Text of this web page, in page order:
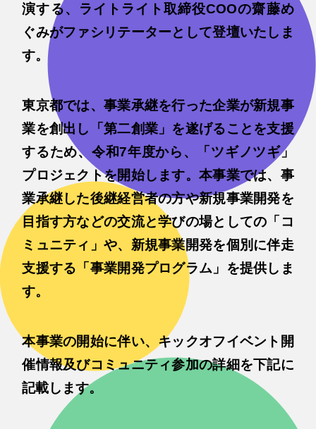
演する、ライトライト取締役COOの齋藤め
ぐみがファシリテーターとして登壇いたしま
す。
東京都では、事業承継を行った企業が新規事
業を創出し「第二創業」を遂げることを支援
するため、令和7年度から、「ツギノツギ」
プロジェクトを開始します。本事業では、事
業承継した後継経営者の方や新規事業開発を
目指す方などの交流と学びの場としての「コ
ミュニティ」や、新規事業開発を個別に伴走
支援する「事業開発プログラム」を提供しま
す。
本事業の開始に伴い、キックオフイベント開
催情報及びコミュニティ参加の詳細を下記に
記載します。